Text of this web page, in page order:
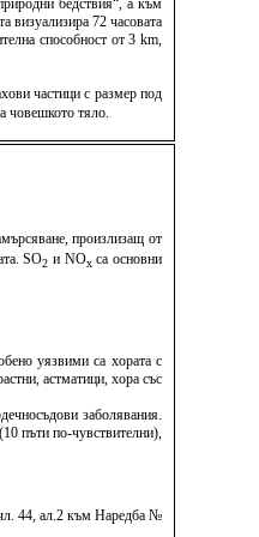
бедствия“, а към
визуализира 72 часовата
способност от 3 km,
частици с размер под
човешкото тяло.
произлизащ от
SO2 и NОxса основни
уязвими са хората с
астматици, хора със
заболявания.
пъти по-чувствителни),
чл. 44, ал.2 към Наредба №